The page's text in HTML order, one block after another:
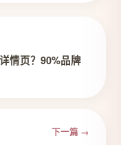
情页？90%品牌
下一篇 →